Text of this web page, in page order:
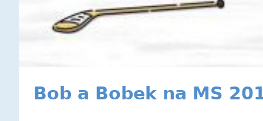
Bob a Bobek na MS